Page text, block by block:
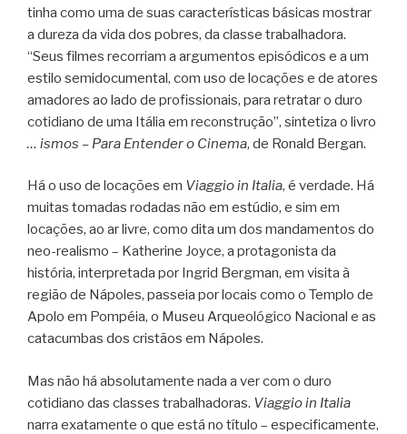
tinha como uma de suas características básicas mostrar
a dureza da vida dos pobres, da classe trabalhadora.
“Seus filmes recorriam a argumentos episódicos e a um
estilo semidocumental, com uso de locações e de atores
amadores ao lado de profissionais, para retratar o duro
cotidiano de uma Itália em reconstrução”, sintetiza o livro
… ismos – Para Entender o Cinema, de Ronald Bergan.
Há o uso de locações em Viaggio in Italia, é verdade. Há
muitas tomadas rodadas não em estúdio, e sim em
locações, ao ar livre, como dita um dos mandamentos do
neo-realismo – Katherine Joyce, a protagonista da
história, interpretada por Ingrid Bergman, em visita à
região de Nápoles, passeia por locais como o Templo de
Apolo em Pompéia, o Museu Arqueológico Nacional e as
catacumbas dos cristãos em Nápoles.
Mas não há absolutamente nada a ver com o duro
cotidiano das classes trabalhadoras. Viaggio in Italia
narra exatamente o que está no título – especificamente,